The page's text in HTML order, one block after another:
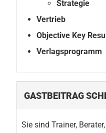
Strategie
Vertrieb
Objective Key
Verlagsprogramm
GASTBEITRAG
Sie sind Trainer,